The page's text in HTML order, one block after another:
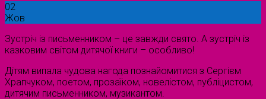
02
Жов
Зустріч із письменником – це завжди свято. А зустріч із
казковим світом дитячої книги – особливо!
Дітям випала чудова нагода познайомитися з Сергієм
Храпчуком, поетом, прозаїком, новелістом, публіцистом,
дитячим письменником, музикантом.